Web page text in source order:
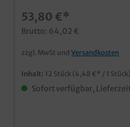
genormtleicht zu
recycelbar
53,80 €*
Brutto: 64,02 €
zzgl. MwSt und Versandkosten
Inhalt: 12 Stück (4,48 €* / 1 Stück)
Sofort verfügbar,